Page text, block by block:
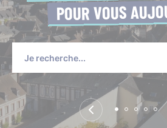
Je suis
POUR VOUS